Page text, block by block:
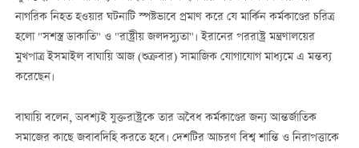
নাগরিক নিহত হওয়ার ঘটনাটি স্পষ্টভাবে প্রমাণ করে যে মার্কিন কর্মকাণ্ডের চরিত্র
হলো "সশস্ত্র ডাকাতি" ও "রাষ্ট্রীয় জলদস্যুতা"। ইরানের পররাষ্ট্র মন্ত্রণালয়ের
মুখপাত্র ইসমাইল বাঘায়ি আজ (শুক্রবার) সামাজিক যোগাযোগ মাধ্যমে এ মন্তব্য
করেছেন।
বাঘায়ি বলেন, অবশ্যই যুক্তরাষ্ট্রকে তার অবৈধ কর্মকাণ্ডের জন্য আন্তর্জাতিক
সমাজের কাছে জবাবদিহি করতে হবে। দেশটির আচরণ বিশ্ব শান্তি ও নিরাপত্তাকে